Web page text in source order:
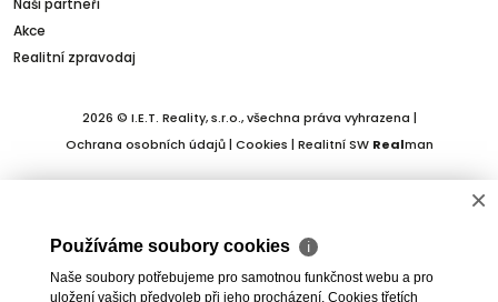
Akce
Realitní zpravodaj
2026 © I.E.T. Reality, s.r.o., všechna práva vyhrazena |
Ochrana osobních údajů| Cookies | Realitní SW Realman
×
Používáme soubory cookies ℹ
Naše soubory potřebujeme pro samotnou funkčnost webu a pro
uložení vašich předvoleb při jeho procházení. Cookies třetích